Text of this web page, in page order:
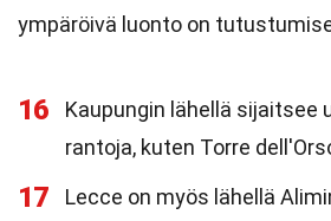
ympäröivä luonto on
16
Kaupungin lähellä sijaitsee
rantoja, kuten Torre
17
Lecce on myös lähellä